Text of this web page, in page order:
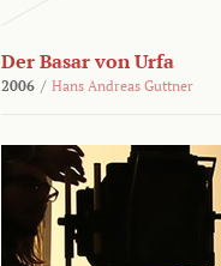
Der Basar von Urfa
2006 / Hans Andreas Guttner